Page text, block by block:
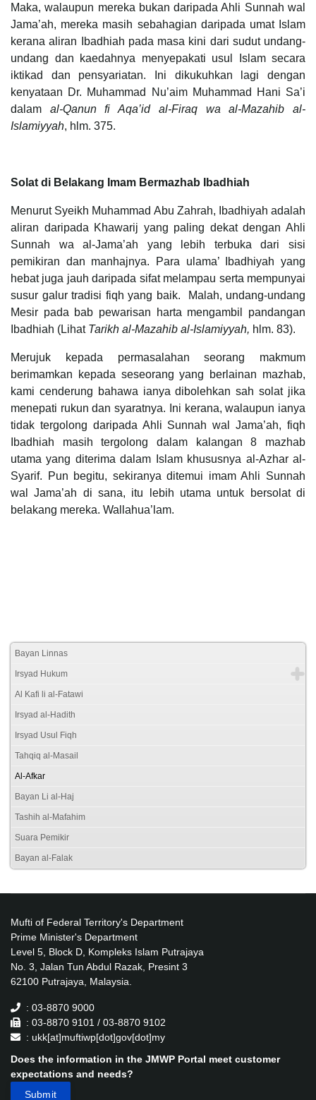
Maka, walaupun mereka bukan daripada Ahli Sunnah wal
Jama’ah, mereka masih sebahagian daripada umat Islam
kerana aliran Ibadhiah pada masa kini dari sudut undang-
undang dan kaedahnya menyepakati usul Islam secara
iktikad dan pensyariatan. Ini dikukuhkan lagi dengan
kenyataan Dr. Muhammad Nu’aim Muhammad Hani Sa’i
dalam al-Qanun fi Aqa’id al-Firaq wa al-Mazahib al-
Islamiyyah, hlm. 375.
Solat di Belakang Imam Bermazhab Ibadhiah
Menurut Syeikh Muhammad Abu Zahrah, Ibadhiyah adalah
aliran daripada Khawarij yang paling dekat dengan Ahli
Sunnah wa al-Jama’ah yang lebih terbuka dari sisi
pemikiran dan manhajnya. Para ulama’ Ibadhiyah yang
hebat juga jauh daripada sifat melampau serta mempunyai
susur galur tradisi fiqh yang baik. Malah, undang-undang
Mesir pada bab pewarisan harta mengambil pandangan
Ibadhiah (Lihat Tarikh al-Mazahib al-Islamiyyah, hlm. 83).
Merujuk kepada permasalahan seorang makmum
berimamkan kepada seseorang yang berlainan mazhab,
kami cenderung bahawa ianya dibolehkan sah solat jika
menepati rukun dan syaratnya. Ini kerana, walaupun ianya
tidak tergolong daripada Ahli Sunnah wal Jama’ah, fiqh
Ibadhiah masih tergolong dalam kalangan 8 mazhab
utama yang diterima dalam Islam khususnya al-Azhar al-
Syarif. Pun begitu, sekiranya ditemui imam Ahli Sunnah
wal Jama’ah di sana, itu lebih utama untuk bersolat di
belakang mereka. Wallahua’lam.
Bayan Linnas
Irsyad Hukum
Al Kafi li al-Fatawi
Irsyad al-Hadith
Irsyad Usul Fiqh
Tahqiq al-Masail
Al-Afkar
Bayan Li al-Haj
Tashih al-Mafahim
Suara Pemikir
Bayan al-Falak
Mufti of Federal Territory's Department
Prime Minister's Department
Level 5, Block D, Kompleks Islam Putrajaya
No. 3, Jalan Tun Abdul Razak, Presint 3
62100 Putrajaya, Malaysia.
: 03-8870 9000
: 03-8870 9101 / 03-8870 9102
: ukk[at]muftiwp[dot]gov[dot]my
Does the information in the JMWP Portal meet customer
expectations and needs?